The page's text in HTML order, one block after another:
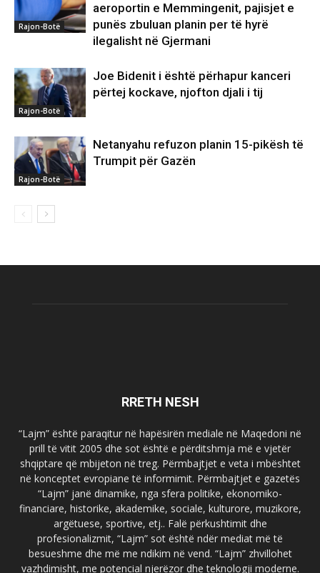
Rajon-Botë
aeroportin e Memmingenit, pajisjet e
punës zbuluan planin per të hyrë
ilegalisht në Gjermani
Rajon-Botë
Joe Bidenit i është përhapur kanceri
përtej kockave, njofton djali i tij
Rajon-Botë
Netanyahu refuzon planin 15-pikësh të
Trumpit për Gazën
RRETH NESH
“Lajm” është paraqitur në hapësirën mediale në Maqedoni në
prill të vitit 2005 dhe sot është e përditshmja më e vjetër
shqiptare që mbijeton në treg. Përmbajtjet e veta i mbështet
në konceptet evropiane të informimit. Përmbajtjet e gazetës
“Lajm” janë dinamike, nga sfera politike, ekonomiko-
financiare, historike, akademike, sociale, kulturore, muzikore,
argëtuese, sportive, etj.. Falë përkushtimit dhe
profesionalizmit, “Lajm” sot është ndër mediat më të
besueshme dhe më me ndikim në vend. “Lajm” zhvillohet
vazhdimisht, me potencial njerëzor dhe teknologji moderne.